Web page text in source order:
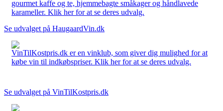
gourmet kaffe og te, hjemmebagte småkager og håndlavede
karameller. Klik her for at se deres udvalg.
Se udvalget på HaugaardVin.dk
VinTilKostpris.dk er en vinklub, som giver dig mulighed for at
købe vin til indkøbspriser. Klik her for at se deres udvalg.
Se udvalget på VinTilKostpris.dk